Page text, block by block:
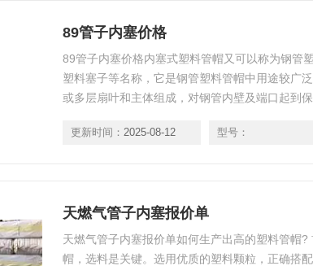
89管子内塞价格
89管子内塞价格内塞式塑料管帽又可以称为钢管
塑料塞子等名称，它是钢管塑料管帽中用途较广
或多层扇叶和主体组成，对钢管内壁及端口起到
扇叶对钢管端口起到保护作用。用户在选择塑料
更新时间： 2025-08-12 型号：
天燃气管子内塞报价单
天燃气管子内塞报价单如何生产出高的塑料管帽
帽，选料是关键。选用优质的塑料颗粒，正确搭